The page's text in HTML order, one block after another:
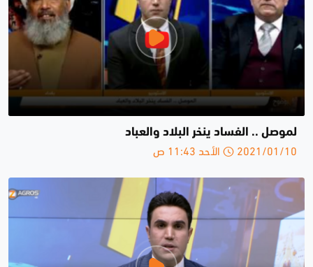
لموصل .. الفساد ينخر البلاد والعباد
2021/01/10 الأحد 11:43 ص